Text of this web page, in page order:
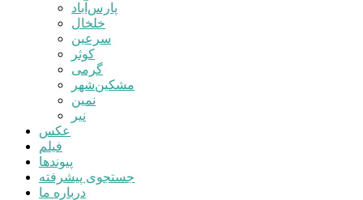
پارس‌آباد
خلخال
سرعین
کوثر
گرمی
مشکین‌شهر
نمین
نیر
عکس
فیلم
پیوندها
جستجوی پیشرفته
درباره ما